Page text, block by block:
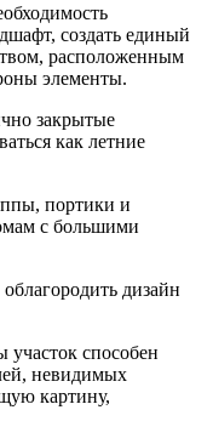
создать единый
расположенным
элементы.
закрытые
как летние
портики и
с большими
дизайн
способен
невидимых
картину,